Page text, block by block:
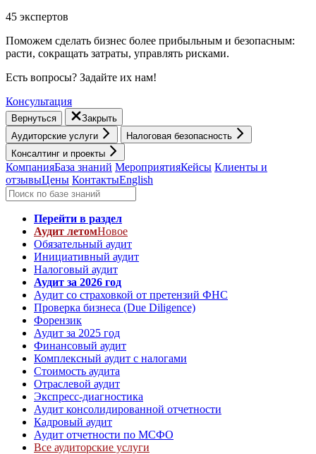
45 экспертов
Поможем сделать бизнес более прибыльным и безопасным:
расти, cокращать затраты, управлять рисками.
Есть вопросы? Задайте их нам!
Консультация
Вернуться
Закрыть
Аудиторские услуги
Налоговая безопасность
Консалтинг и проекты
КомпанияБаза знаний МероприятияКейсы Клиенты и
отзывыЦены КонтактыEnglish
Перейти в раздел
Аудит летомНовое
Обязательный аудит
Инициативный аудит
Налоговый аудит
Аудит за 2026 год
Аудит со страховкой от претензий ФНС
Проверка бизнеса (Due Diligence)
Форензик
Аудит за 2025 год
Финансовый аудит
Комплексный аудит с налогами
Стоимость аудита
Отраслевой аудит
Экспресс-диагностика
Аудит консолидированной отчетности
Кадровый аудит
Аудит отчетности по МСФО
Все аудиторские услуги